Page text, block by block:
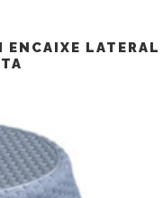
ENCAIXE LATERAL